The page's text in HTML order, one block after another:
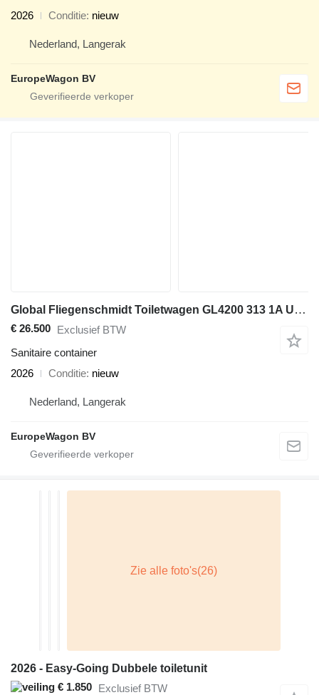
2026
Conditie nieuw
Nederland, Langerak
EuropeWagon BV
Global Fliegenschmidt Toiletwagen GL4200 313 1A Uit voorraad leverbaar
€ 26.500 Exclusief BTW
Sanitaire container
2026
Conditie nieuw
Nederland, Langerak
EuropeWagon BV
2026 - Easy-Going Dubbele toiletunit
€ 1.850 Exclusief BTW